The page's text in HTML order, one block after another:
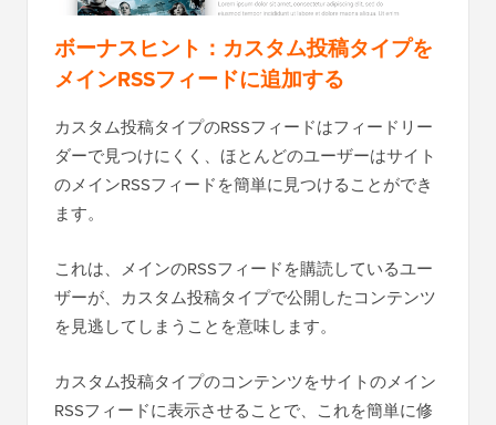
ボーナスヒント：カスタム投稿タイプを
メインRSSフィードに追加する
カスタム投稿タイプのRSSフィードはフィードリー
ダーで見つけにくく、ほとんどのユーザーはサイト
のメインRSSフィードを簡単に見つけることができ
ます。
これは、メインのRSSフィードを購読しているユー
ザーが、カスタム投稿タイプで公開したコンテンツ
を見逃してしまうことを意味します。
カスタム投稿タイプのコンテンツをサイトのメイン
RSSフィードに表示させることで、これを簡単に修